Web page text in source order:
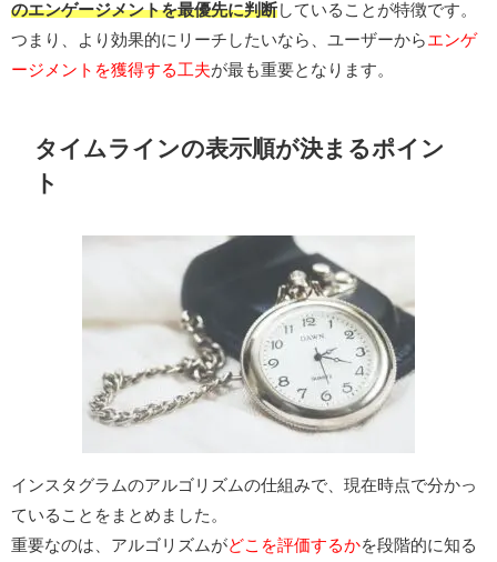
のエンゲージメントを最優先に判断していることが特徴です。
つまり、より効果的にリーチしたいなら、ユーザーから エンゲ
ージメントを獲得する工夫が最も重要となります。
タイムラインの表示順が決まるポイン
ト
インスタグラムのアルゴリズムの仕組みで、現在時点で分かっ
ていることをまとめました。
重要なのは、アルゴリズムがどこを評価するかを段階的に知る